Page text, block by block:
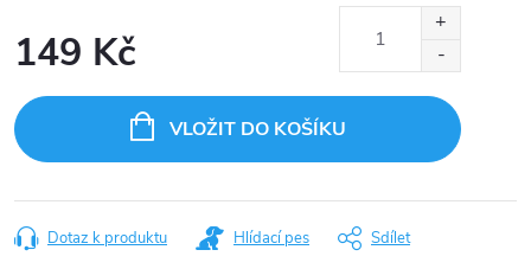
149 Kč
cena:
VLOŽIT DO KOŠÍKU
Dotaz k produktu Hlídací pes Sdílet